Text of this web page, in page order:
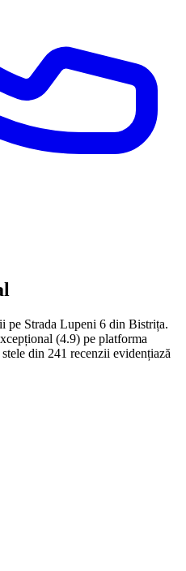
pe Strada Lupeni 6 din Bistrița.
(4.9) pe platforma
din 241 recenzii evidențiază